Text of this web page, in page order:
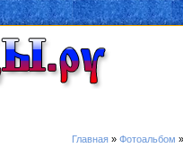
Главная » Фотоальбом